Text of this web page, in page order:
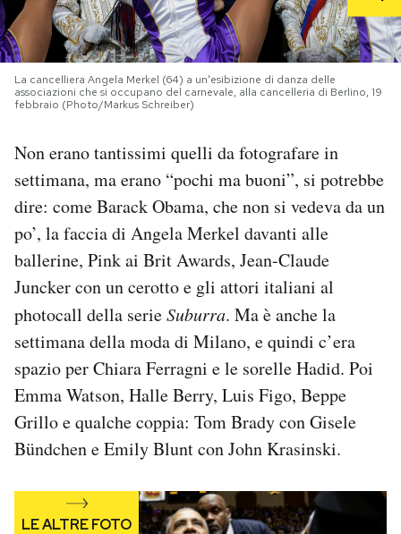
I MIEI PREFERITI
SHOP
CALENDARIO
AREA PERSONALE
Area Personale
Newsletter
Notifiche mobile
Regala il Post
Hai bisogno di aiuto?
La cancelliera Angela Merkel (64) a un'esibizione di danza delle
associazioni che si occupano del carnevale, alla cancelleria di Berlino, 19
febbraio (Photo/Markus Schreiber)
Non erano tantissimi quelli da fotografare in
settimana, ma erano “pochi ma buoni”, si potrebbe
dire: come Barack Obama, che non si vedeva da un
po’, la faccia di Angela Merkel davanti alle
ballerine, Pink ai Brit Awards, Jean-Claude
Juncker con un cerotto e gli attori italiani al
photocall della serieSuburra. Ma è anche la
settimana della moda di Milano, e quindi c’era
spazio per Chiara Ferragni e le sorelle Hadid. Poi
Emma Watson, Halle Berry, Luis Figo, Beppe
Grillo e qualche coppia: Tom Brady con Gisele
Bündchen e Emily Blunt con John Krasinski.